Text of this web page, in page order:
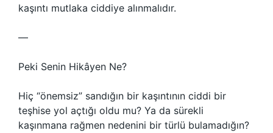
kaşıntı mutlaka ciddiye alınmalıdır.
—
Peki Senin Hikâyen Ne?
Hiç “önemsiz” sandığın bir kaşıntının ciddi bir
teşhise yol açtığı oldu mu? Ya da sürekli
kaşınmana rağmen nedenini bir türlü bulamadığın?